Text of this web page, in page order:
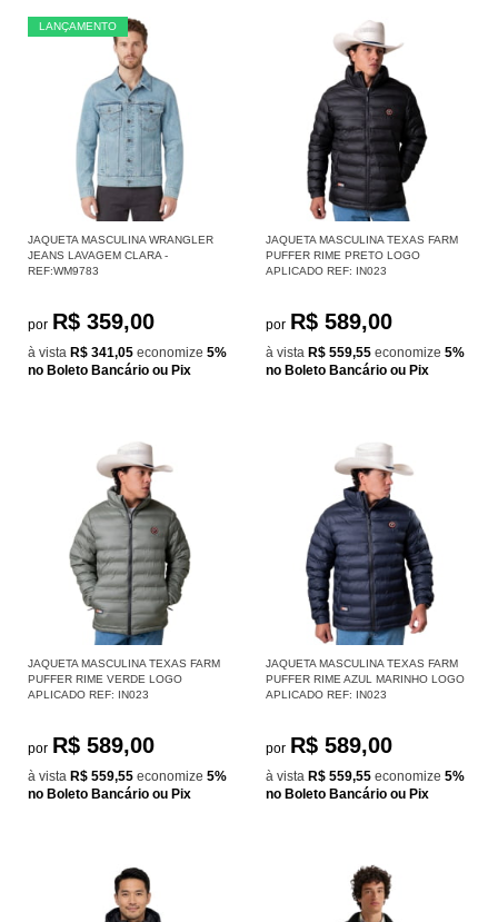
LANÇAMENTO
JAQUETA MASCULINA WRANGLER
JEANS LAVAGEM CLARA -
REF:WM9783
por R$ 359,00
à vista R$ 341,05 economize 5%
no Boleto Bancário ou Pix
JAQUETA MASCULINA TEXAS FARM
PUFFER RIME PRETO LOGO
APLICADO REF: IN023
por R$ 589,00
à vista R$ 559,55 economize 5%
no Boleto Bancário ou Pix
JAQUETA MASCULINA TEXAS FARM
PUFFER RIME VERDE LOGO
APLICADO REF: IN023
por R$ 589,00
à vista R$ 559,55 economize 5%
no Boleto Bancário ou Pix
JAQUETA MASCULINA TEXAS FARM
PUFFER RIME AZUL MARINHO LOGO
APLICADO REF: IN023
por R$ 589,00
à vista R$ 559,55 economize 5%
no Boleto Bancário ou Pix